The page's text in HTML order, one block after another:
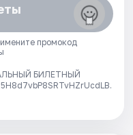
промокод
БИЛЕТНЫЙ